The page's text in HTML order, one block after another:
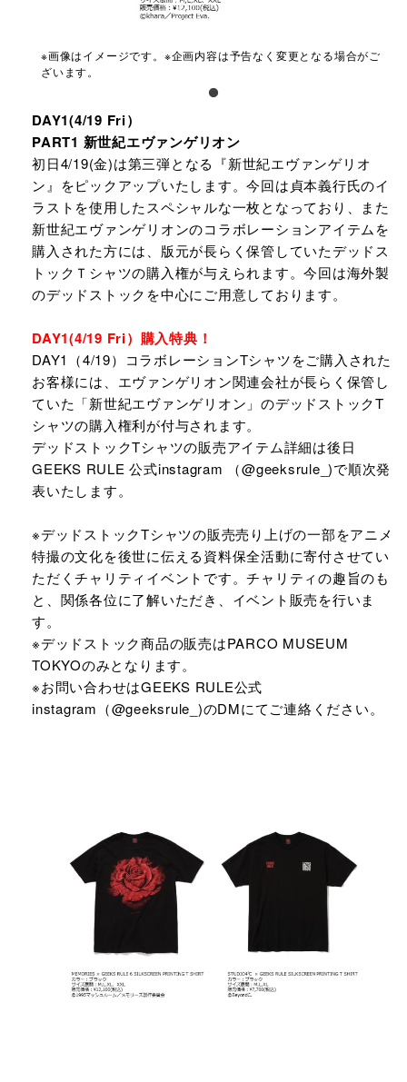
※画像はイメージです。※企画内容は予告なく変更となる場合がご
ざいます。
DAY1(4/19 Fri）
PART1 新世紀エヴァンゲリオン
初日4/19(金)は第三弾となる『新世紀エヴァンゲリオ
ン』をピックアップいたします。今回は貞本義行氏のイ
ラストを使用したスペシャルな一枚となっており、また
新世紀エヴァンゲリオンのコラボレーションアイテムを
購入された方には、版元が長らく保管していたデッドス
トックＴシャツの購入権が与えられます。今回は海外製
のデッドストックを中心にご用意しております。
DAY1(4/19 Fri）購入特典！
DAY1（4/19）コラボレーションTシャツをご購入された
お客様には、エヴァンゲリオン関連会社が長らく保管し
ていた「新世紀エヴァンゲリオン」のデッドストックT
シャツの購入権利が付与されます。
デッドストックTシャツの販売アイテム詳細は後日
GEEKS RULE 公式instagram （@geeksrule_)で順次発
表いたします。
※デッドストックTシャツの販売売り上げの一部をアニメ
特撮の文化を後世に伝える資料保全活動に寄付させてい
ただくチャリティイベントです。チャリティの趣旨のも
と、関係各位に了解いただき、イベント販売を行いま
す。
※デッドストック商品の販売はPARCO MUSEUM
TOKYOのみとなります。
※お問い合わせはGEEKS RULE公式
instagram（@geeksrule_)のDMにてご連絡ください。